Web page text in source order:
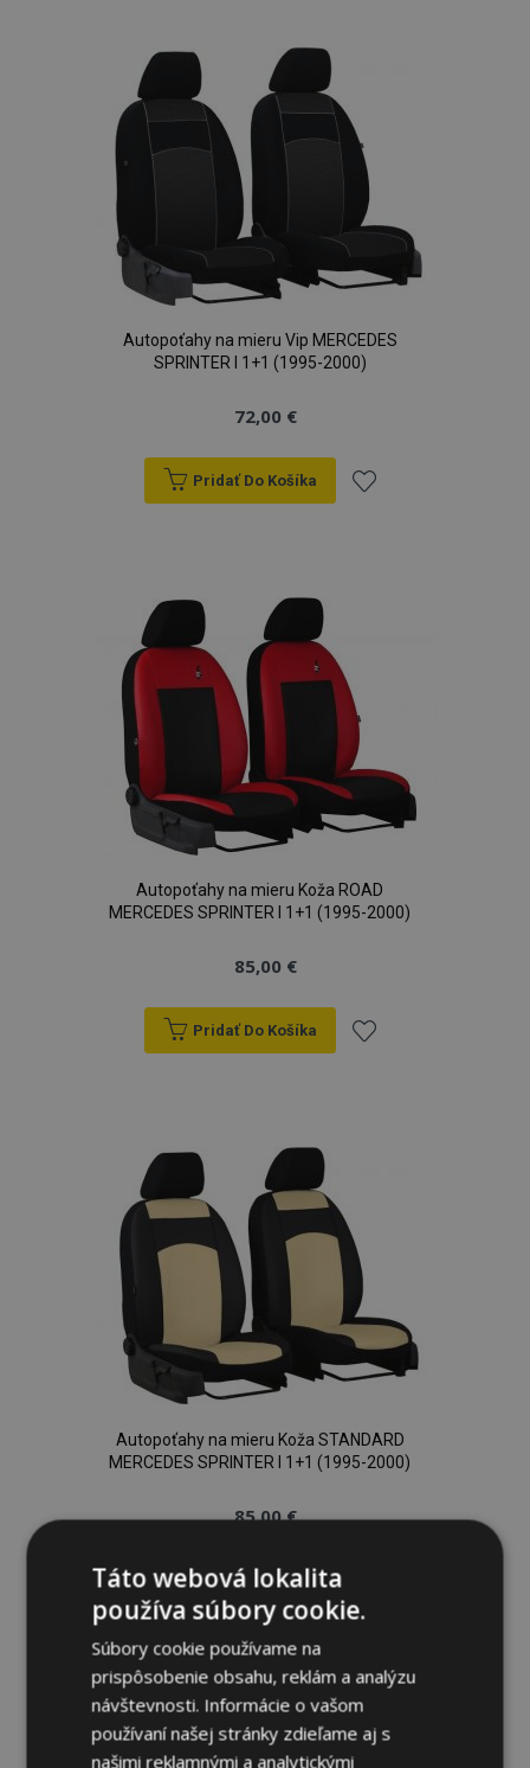
prianí
Autopoťahy na mieru Vip MERCEDES
SPRINTER I 1+1 (1995-2000)
72,00 €
Pridať Do Košíka
prianí
Autopoťahy na mieru Koža ROAD
MERCEDES SPRINTER I 1+1 (1995-2000)
85,00 €
Pridať Do Košíka
prianí
Autopoťahy na mieru Koža STANDARD
MERCEDES SPRINTER I 1+1 (1995-2000)
85,00 €
Pridať Do Košíka
Pridať
do
zoznamu
Táto webová lokalita
používa súbory cookie.
Súbory cookie používame na
prispôsobenie obsahu, reklám a analýzu
návštevnosti. Informácie o vašom
používaní našej stránky zdieľame aj s
našimi reklamnými a analytickými